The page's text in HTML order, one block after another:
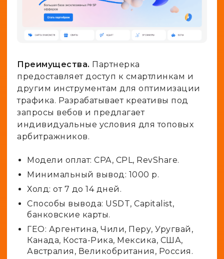
Преимущества. Партнерка
предоставляет доступ к смартлинкам и
другим инструментам для оптимизации
трафика. Разрабатывает креативы под
запросы вебов и предлагает
индивидуальные условия для топовых
арбитражников.
Модели оплат: CPA, CPL, RevShare.
Минимальный вывод: 1000 р.
Холд: от 7 до 14 дней.
Способы вывода: USDT, Capitalist,
банковские карты.
ГЕО: Аргентина, Чили, Перу, Уругвай,
Канада, Коста-Рика, Мексика, США,
Австралия, Великобритания, Россия.